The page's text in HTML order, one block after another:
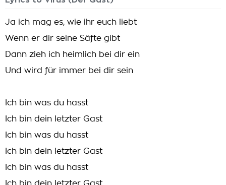
Ja ich mag es, wie ihr euch liebt
Wenn er dir seine Säfte gibt
Dann zieh ich heimlich bei dir ein
Und wird für immer bei dir sein
Ich bin was du hasst
Ich bin dein letzter Gast
Ich bin was du hasst
Ich bin dein letzter Gast
Ich bin was du hasst